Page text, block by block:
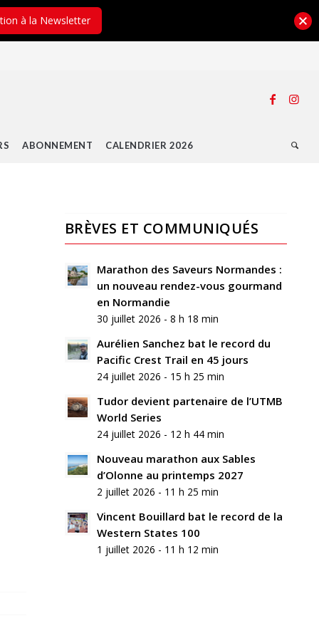
ABONNEMENT CALENDRIER 2026
Laisser
commentaire
Rejoindre
Nom
*
mail
*
BRÈVES ET COMMUNIQUÉS
Marathon des Saveurs Normandes :
un nouveau rendez-vous gourmand
en Normandie
30 juillet 2026 - 8 h 18 min
Aurélien Sanchez bat le record du
Pacific Crest Trail en 45 jours
24 juillet 2026 - 15 h 25 min
Tudor devient partenaire de l’UTMB
World Series
24 juillet 2026 - 12 h 44 min
Nouveau marathon aux Sables
d’Olonne au printemps 2027
2 juillet 2026 - 11 h 25 min
Vincent Bouillard bat le record de la
Western States 100
1 juillet 2026 - 11 h 12 min
à la Newsletter